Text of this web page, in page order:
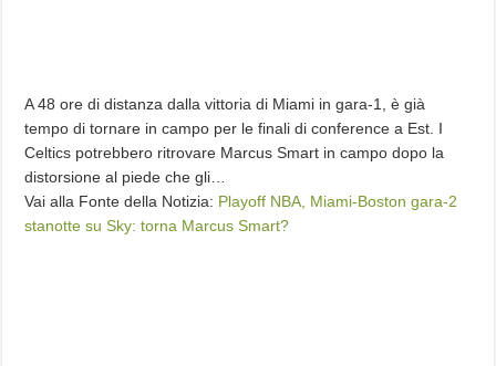
A 48 ore di distanza dalla vittoria di Miami in gara-1, è già
tempo di tornare in campo per le finali di conference a Est. I
Celtics potrebbero ritrovare Marcus Smart in campo dopo la
distorsione al piede che gli…
Vai alla Fonte della Notizia: Playoff NBA, Miami-Boston gara-2
stanotte su Sky: torna Marcus Smart?